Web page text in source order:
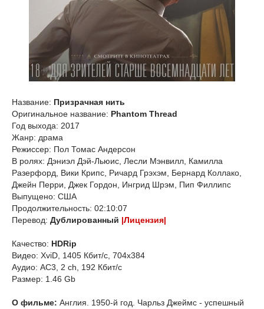
Название: Призрачная нить
Оригинальное название: Phantom Thread
Год выхода: 2017
Жанр: драма
Режиссер: Пол Томас Андерсон
В ролях: Дэниэл Дэй-Льюис, Лесли Мэнвилл, Камилла
Разерфорд, Вики Крипс, Ричард Грэхэм, Бернард Коллако,
Джейн Перри, Джек Гордон, Ингрид Шрэм, Пип Филлипс
Выпущено: США
Продолжительность: 02:10:07
Перевод: Дублированный |Лицензия|
Качество: HDRip
Видео: XviD, 1405 Кбит/с, 704x384
Аудио: AC3, 2 ch, 192 Кбит/с
Размер: 1.46 Gb
О фильме: Англия. 1950-й год. Чарльз Джеймс - успешный